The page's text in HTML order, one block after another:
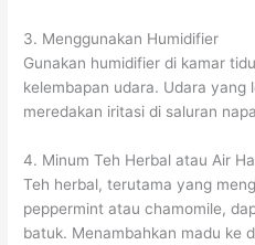
3. Menggunakan Humidifier
Gunakan humidifier di kamar
kelembapan udara. Udara yang
meredakan iritasi di saluran
4. Minum Teh Herbal atau Air
Teh herbal, terutama yang
peppermint atau chamomile,
batuk. Menambahkan madu ke